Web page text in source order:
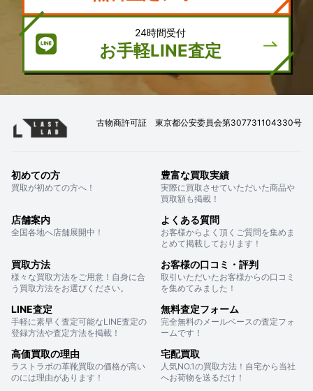
24時間受付
お手軽LINE査定
古物商許可証 東京都公安委員会第307731104330号
初めての方
買取が初めての方へ！
豊富な買取実績
実際に買取させていただいた商品や
買取額も掲載！
店舗案内
全国各地へ店舗展開中！
よくある質問
お客様からよく頂くご質問を集めま
とめて掲載しております！
買取方法
様々な買取方法をご用意！自身に合
う買取方法をお選びください。
お客様の口コミ・評判
取引いただいたお客様からの口コミ
を集めてみました！
LINE査定
手軽に素早く査定可能なLINE査定の
登録方法や査定方法を掲載！
無料査定フォーム
完全無料のメールベースの査定フォ
ームです！
高価買取の理由
ラストラボの革靴買取の価格が高い
のには理由があります！
宅配買取
人気NO.1の買取方法！自宅から当社
へお荷物を送るだけ！